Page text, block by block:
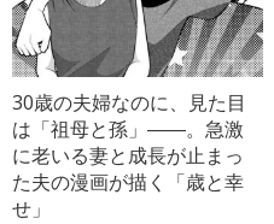
30歳の夫婦なのに、見た目
は「祖母と孫」――。急激
に老いる妻と成長が止まっ
た夫の漫画が描く「歳と幸
せ」